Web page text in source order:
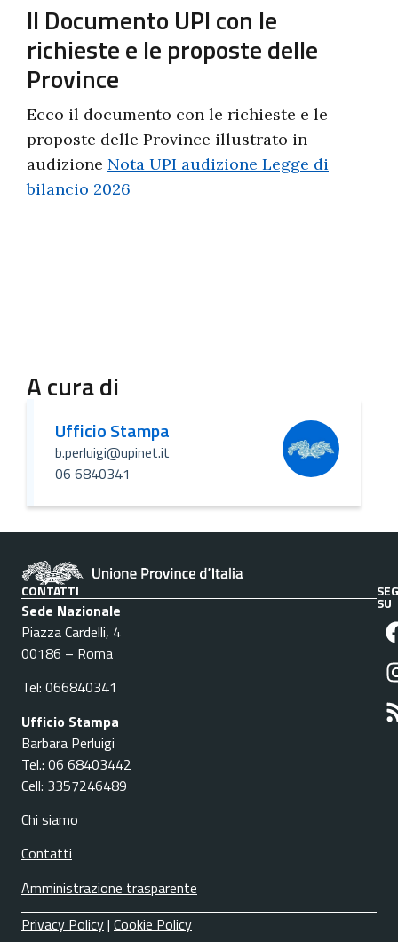
Il Documento UPI con le
richieste e le proposte delle
Province
Ecco il documento con le richieste e le
proposte delle Province illustrato in
audizione Nota UPI audizione Legge di
bilancio 2026
A cura di
Ufficio Stampa
b.perluigi@upinet.it
06 6840341
CONTATTI
Sede Nazionale
Piazza Cardelli, 4
00186 – Roma
Tel: 066840341
Ufficio Stampa
Barbara Perluigi
Tel.: 06 68403442
Cell: 3357246489
Chi siamo
Contatti
Amministrazione trasparente
SU
Privacy Policy| Cookie Policy